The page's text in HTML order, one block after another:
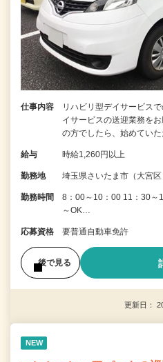
仕事内容
リハビリ型デイサービス
イサービスの送迎業務を
の方でしたら、始めてい
給与 時給1,260円以上
勤務地 埼玉県さいたま市（大宮区
勤務時間
8：00～10：00 11：30
～OK…
応募資格 要普通自動車免許
後で見る
更新日：
NEW